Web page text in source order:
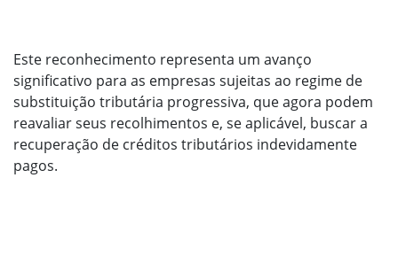
Este reconhecimento representa um avanço
significativo para as empresas sujeitas ao regime de
substituição tributária progressiva, que agora podem
reavaliar seus recolhimentos e, se aplicável, buscar a
recuperação de créditos tributários indevidamente
pagos.